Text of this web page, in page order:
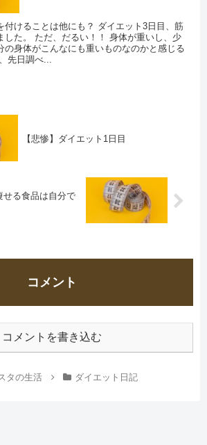
付けることは他にも？ ダイエット3日目、筋
した。 ただ、だるい！！ 身体が重いし、少
の身体がこんなにも重いものなのかと感じる
先日調べ...
【悲惨】ダイエット1日目
る食品は自分で
コメント
コメントを書き込む
タの生活 ダイエット日記